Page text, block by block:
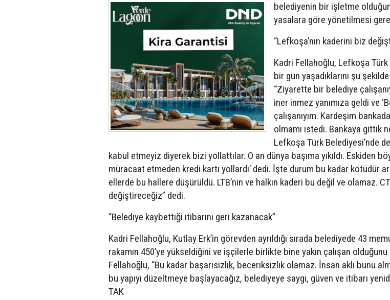
belediyenin bir işletme
yasalara göre yönetilmesi
“Lefkoşa’nın kaderini biz
Kadri Fellahoğlu, Lefkoşa
bir gün yaşadıklarını şu
“Ziyarette bir belediye
iner inmez yanımıza geldi ve
çalışanıyım. Kardeşim
olmamı istedi. Bankaya gittik
Lefkoşa Türk Belediyesi’nde
kabul etmeyiz diyerek bizi yollattılar. O an dünya başıma yıkıldı. Eskiden
müracaat etmeden kredi kartı yollardı’ dedi. İşte durum bu kadar kötüdür
ellerde bu hallere düşürüldü. LTB’nin ve halkın kaderi bu değil ve olamaz.
değiştireceğiz” dedi.
“Belediye kaybettiği itibarını geri kazanacak”
Kadri Fellahoğlu, Kutlay Erk’in görevden ayrıldığı sırada belediyede 43
rakamın 450’ye yükseldiğini ve işçilerle birlikte bine yakın çalışan
Fellahoğlu, “Bu kadar başarısızlık, beceriksizlik olamaz. İnsan aklı bunu
bu yapıyı düzeltmeye başlayacağız, belediyeye saygı, güven ve itibarı
TAK